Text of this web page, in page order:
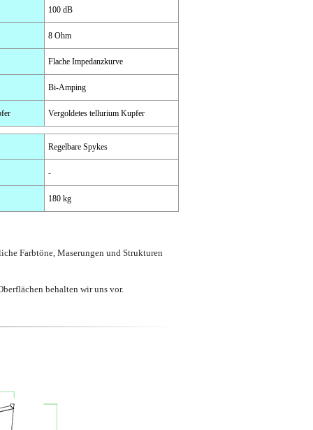
100 dB
8 Ohm
Flache Impedanzkurve
Bi-Amping
Vergoldetes tellurium Kupfer
Regelbare Spykes
-
180 kg
Farbtöne, Maserungen und Strukturen
behalten wir uns vor.